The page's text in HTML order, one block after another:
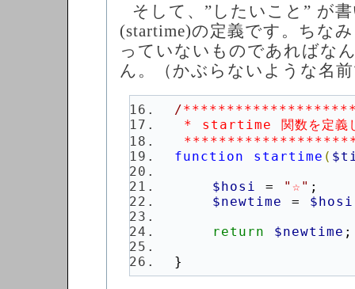
そして、”したいこと” が
(startime)の定義です。ちな
っていないものであればな
ん。（かぶらないような名
/
function startime (
$hosi
= " ☆ "
$newtime
= $hosi
return $newtime
}